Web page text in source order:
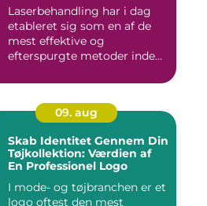
Laserbehandling har i dag
etableret sig som en af de
mest effektive og
efterspurgte metoder inden
09. aug
Skab Identitet Gennem Din
Tøjkollektion: Værdien af
En Professionel Logo
I mode- og tøjbranchen er et
logo oftest den mest